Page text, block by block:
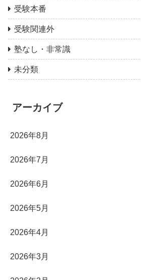
受験本番
受験関連外
塾なし・非常識
未分類
アーカイブ
2026年8月
2026年7月
2026年6月
2026年5月
2026年4月
2026年3月